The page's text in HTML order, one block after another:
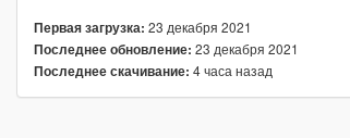
Первая загрузка: 23 декабря 2021
Последнее обновление: 23 декабря 2021
Последнее скачивание: 4 часа назад